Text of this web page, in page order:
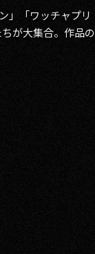
」「ワッチャプリ
が大集合。作品の